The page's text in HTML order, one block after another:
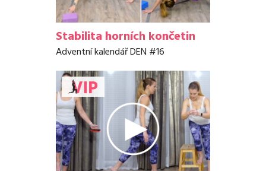
Stabilita horních končetin
Adventní kalendář DEN #16